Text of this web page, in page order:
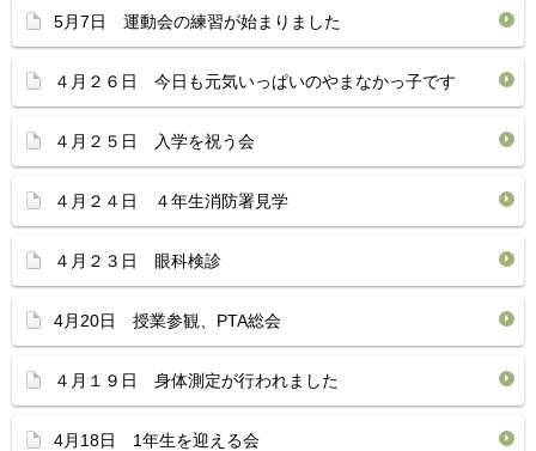
5月7日 運動会の練習が始まりました
４月２６日 今日も元気いっぱいのやまなかっ子です
４月２５日 入学を祝う会
４月２４日 ４年生消防署見学
４月２３日 眼科検診
4月20日 授業参観、PTA総会
４月１９日 身体測定が行われました
4月18日 1年生を迎える会